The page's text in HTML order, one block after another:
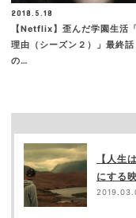
2018.5.18
【Netflix】歪んだ学園生活
理由（シーズン２）」最終
の…
【人生
にする